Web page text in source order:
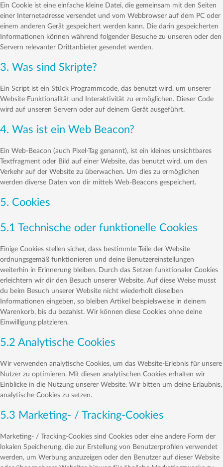
Ein Cookie ist eine einfache kleine Datei, die gemeinsam mit den Seiten
einer Internetadresse versendet und vom Webbrowser auf dem PC oder
einem anderen Gerät gespeichert werden kann. Die darin gespeicherten
Informationen können während folgender Besuche zu unseren oder den
Servern relevanter Drittanbieter gesendet werden.
3. Was sind Skripte?
Ein Script ist ein Stück Programmcode, das benutzt wird, um unserer
Website Funktionalität und Interaktivität zu ermöglichen. Dieser Code
wird auf unseren Servern oder auf deinem Gerät ausgeführt.
4. Was ist ein Web Beacon?
Ein Web-Beacon (auch Pixel-Tag genannt), ist ein kleines unsichtbares
Textfragment oder Bild auf einer Website, das benutzt wird, um den
Verkehr auf der Website zu überwachen. Um dies zu ermöglichen
werden diverse Daten von dir mittels Web-Beacons gespeichert.
5. Cookies
5.1 Technische oder funktionelle Cookies
Einige Cookies stellen sicher, dass bestimmte Teile der Website
ordnungsgemäß funktionieren und deine Benutzereinstellungen
weiterhin in Erinnerung bleiben. Durch das Setzen funktionaler Cookies
erleichtern wir dir den Besuch unserer Website. Auf diese Weise musst
du beim Besuch unserer Website nicht wiederholt dieselben
Informationen eingeben, so bleiben Artikel beispielsweise in deinem
Warenkorb, bis du bezahlst. Wir können diese Cookies ohne deine
Einwilligung platzieren.
5.2 Analytische Cookies
Wir verwenden analytische Cookies, um das Website-Erlebnis für unsere
Nutzer zu optimieren. Mit diesen analytischen Cookies erhalten wir
Einblicke in die Nutzung unserer Website. Wir bitten um deine Erlaubnis,
analytische Cookies zu setzen.
5.3 Marketing- / Tracking-Cookies
Marketing- / Tracking-Cookies sind Cookies oder eine andere Form der
lokalen Speicherung, die zur Erstellung von Benutzerprofilen verwendet
werden, um Werbung anzuzeigen oder den Benutzer auf dieser Website